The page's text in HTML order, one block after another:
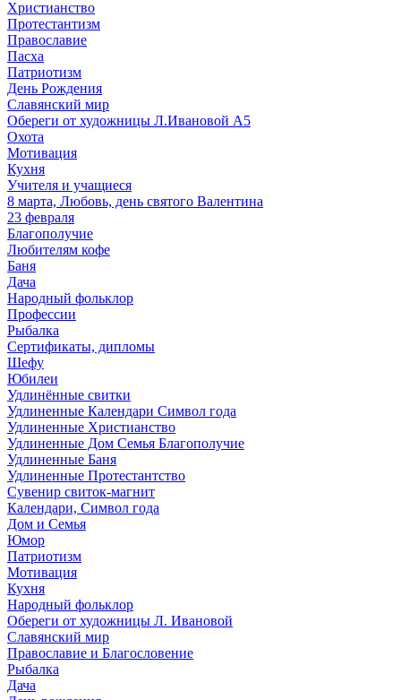
Христианство
Протестантизм
Православие
Пасха
Патриотизм
День Рождения
Славянский мир
Обереги от художницы Л.Ивановой А5
Охота
Мотивация
Кухня
Учителя и учащиеся
8 марта, Любовь, день святого Валентина
23 февраля
Благополучие
Любителям кофе
Баня
Дача
Народный фольклор
Профессии
Рыбалка
Сертификаты, дипломы
Шефу
Юбилеи
Удлинённые свитки
Удлиненные Календари Символ года
Удлиненные Христианство
Удлиненные Дом Семья Благополучие
Удлиненные Баня
Удлиненные Протестантство
Сувенир свиток-магнит
Календари, Символ года
Дом и Семья
Юмор
Патриотизм
Мотивация
Кухня
Народный фольклор
Обереги от художницы Л. Ивановой
Славянский мир
Православие и Благословение
Рыбалка
Дача